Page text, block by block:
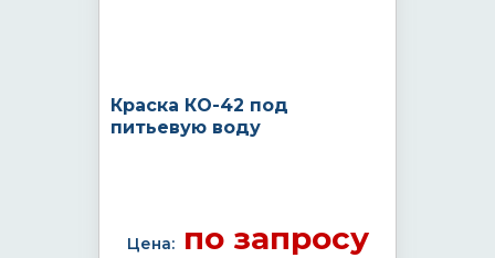
Краска КО-42 под
питьевую воду
Цена:по запросу